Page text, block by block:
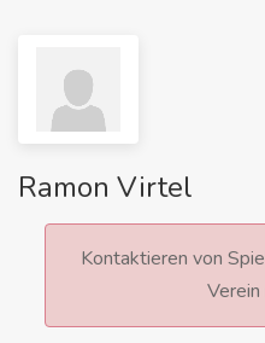
Ramon Virtel
Kontaktieren von
Verein